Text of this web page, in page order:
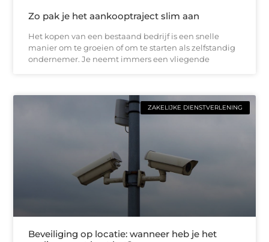
Zo pak je het aankooptraject slim aan
Het kopen van een bestaand bedrijf is een snelle
manier om te groeien of om te starten als zelfstandig
ondernemer. Je neemt immers een vliegende
ZAKELIJKE DIENSTVERLENING
Beveiliging op locatie: wanneer heb je het